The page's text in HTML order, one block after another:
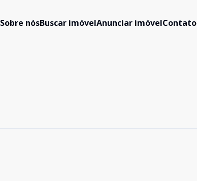
Sobre nósBuscar imóvelAnunciar imóvelContato